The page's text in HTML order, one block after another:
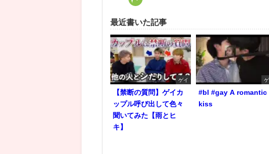
最近書いた記事
ゲイ
【禁断の質問】ゲイカ
ップル呼び出して色々
聞いてみた【雨とヒ
キ】
#bl #gay A romantic
kiss